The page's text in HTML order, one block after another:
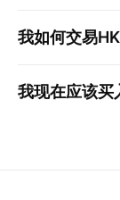
我如何交易
我现在应该买